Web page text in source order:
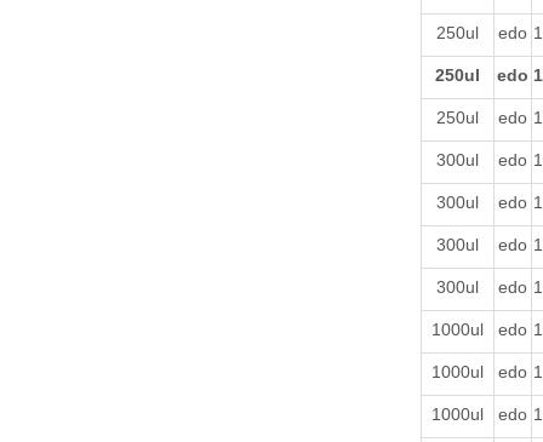
250ul edo
250ul edo
250ul edo
300ul edo
300ul edo
300ul edo
300ul edo
1000ul edo
1000ul edo
1000ul edo